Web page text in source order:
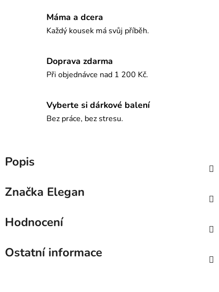
Máma a dcera
Každý kousek má svůj příběh.
Doprava zdarma
Při objednávce nad 1 200 Kč.
Vyberte si dárkové balení
Bez práce, bez stresu.
Popis
Značka Elegan
Hodnocení
Ostatní informace